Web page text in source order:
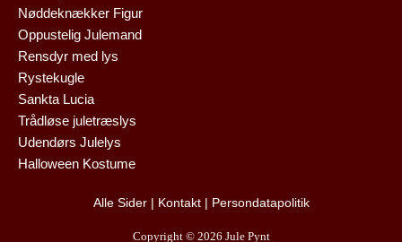
Nøddeknækker Figur
Oppustelig Julemand
Rensdyr med lys
Rystekugle
Sankta Lucia
Trådløse juletræslys
Udendørs Julelys
Halloween Kostume
Alle Sider| Kontakt| Persondatapolitik
Copyright © 2026 Jule Pynt